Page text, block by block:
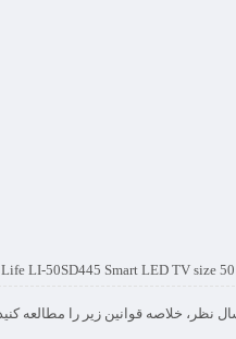
Life LI-50SD445 Smart LED TV size